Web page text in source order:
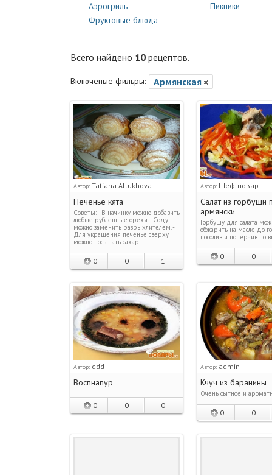
Аэрогриль
Пикники
Фруктовые блюда
Всего найдено 10 рецептов.
Включеные фильры: Армянская
Автор: Tatiana Altukhova
Печенье кята
Советы: - В начинку можно добавить
любые рубленные орехи. - Соду
можно заменить разрыхлителем. -
Для украшения печенье сверху
можно посыпать сахар…
0 0 1
Автор: Шеф-повар
Салат из горбуши
армянски
Горбушу для салата
обжарить на масле до
посолив и поперчив по
0 0
Автор: ddd
Воспнапур
0 0 0
Автор: admin
Кчуч из баранины
Очень сытное и
0 0